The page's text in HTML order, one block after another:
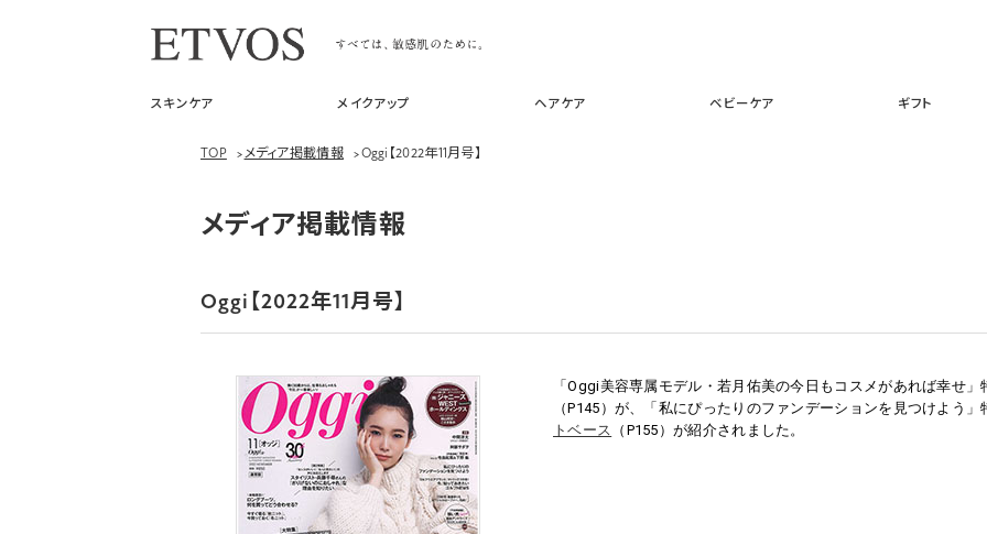
スキンケア メイクアップ ヘアケア ベビーケア ギフト
TOP >メディア掲載情報 >Oggi【2022年11月号】
メディア掲載情報
Oggi【2022年11月号】
「Oggi美容専属モデル・若月佑美の今日もコスメがあれば幸せ」
（P145）が、「私にぴったりのファンデーションを見つけよう」
トベース （P155）が紹介されました。